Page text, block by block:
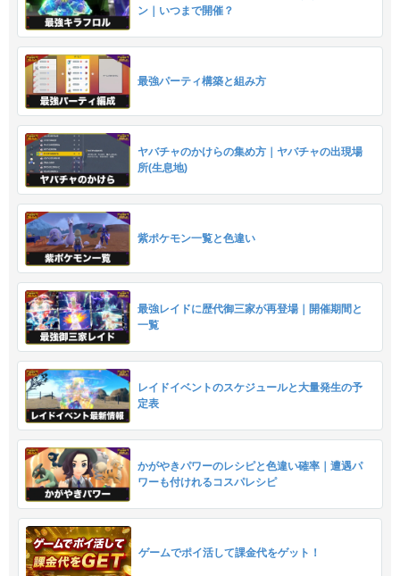
ン｜いつまで開催？
最強パーティ構築と組み方
ヤバチャのかけらの集め方｜ヤバチャの出現場
所(生息地)
紫ポケモン一覧と色違い
最強レイドに歴代御三家が再登場｜開催期間と
一覧
レイドイベントのスケジュールと大量発生の予
定表
かがやきパワーのレシピと色違い確率｜遭遇パ
ワーも付けれるコスパレシピ
ゲームでポイ活して課金代をゲット！